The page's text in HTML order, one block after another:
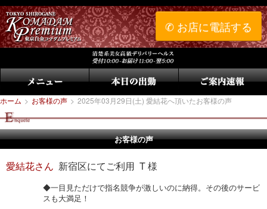
✆ お店に電話する
ホーム > お客様の声 > 2025年03月29日(土) 愛結花へ頂いたお客様の声
お客様の声
愛結花さん 新宿区にてご利用 T 様
◆一目見ただけで指名競争が激しいのに納得。その後のサービ
スも大満足！